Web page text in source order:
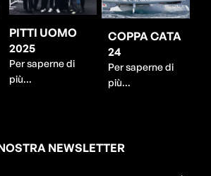
PITTI UOMO
2025
Per saperne di
più...
COPPA CATA
24
Per saperne di
più...
NEWSLETTER